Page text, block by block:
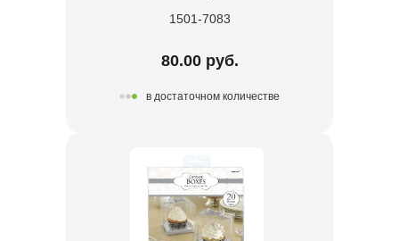
1501-7083
80.00 руб.
в достаточном количестве